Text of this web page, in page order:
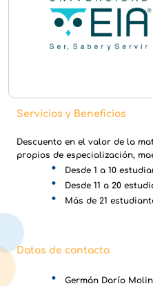
Servicios y Beneficios
Descuento en el valor de la
propios de especialización,
Desde 1 a 10
Desde 11 a 20
Más de 21
Datos de contacto
Germán Darío